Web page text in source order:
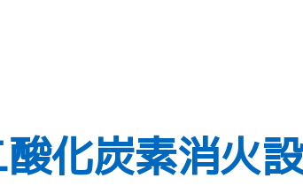
化炭素消火